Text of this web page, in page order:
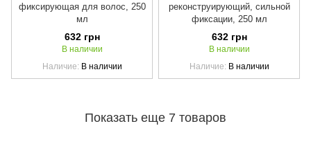
фиксирующая для волос, 250
мл
632 грн
В наличии
Наличие
В наличии
реконструирующий, сильной
фиксации, 250 мл
632 грн
В наличии
Наличие
В наличии
Показать еще 7 товаров